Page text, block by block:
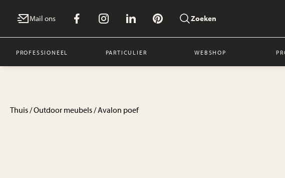
Mail ons Zoeken
PROFESSIONEEL PARTICULIER WEBSHOP
Thuis/Outdoor meubels/ Avalon poef